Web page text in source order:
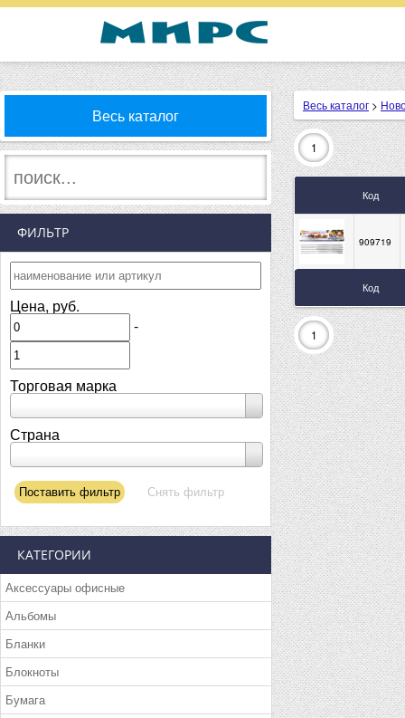
Весь каталог
ФИЛЬТР
Цена, руб.
-
Торговая марка
Страна
КАТЕГОРИИ
Аксессуары офисные
Альбомы
Бланки
Блокноты
Бумага
Весь каталог >
1
Код
Код
909719
1